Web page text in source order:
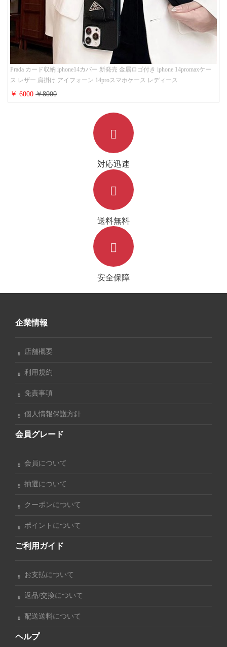
Prada カード収納 iphone14カバー 新発売 金属ロゴ付き iphone 14promaxケー
ス レザー 肩掛け アイフォーン 14proスマホケース レディース
￥ 6000￥8000
対応迅速
送料無料
安全保障
企業情報
店舗概要
利用規約
免責事項
個人情報保護方針
会員グレード
会員について
抽選について
クーポンについて
ポイントについて
ご利用ガイド
お支払について
返品/交換について
配送送料について
ヘルプ